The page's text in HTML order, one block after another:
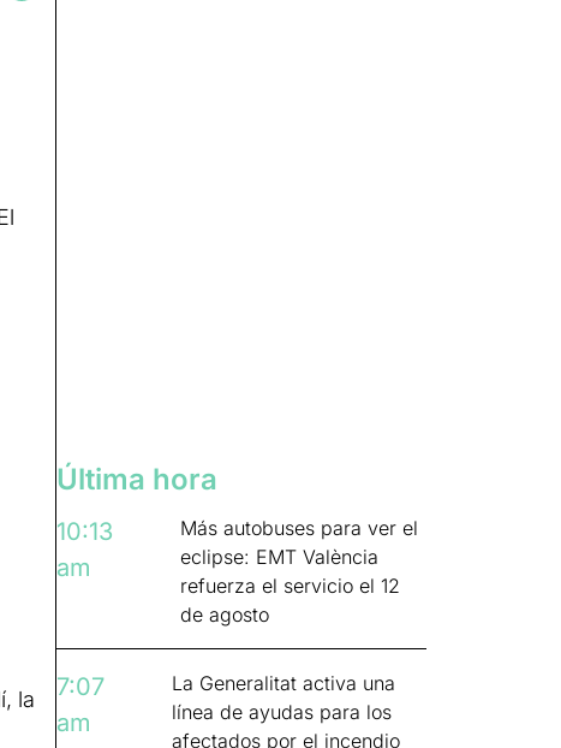
la
Última hora
10:13
am
Más autobuses para ver el
eclipse: EMT València
refuerza el servicio el 12
de agosto
7:07
am
La Generalitat activa una
línea de ayudas para los
afectados por el incendio